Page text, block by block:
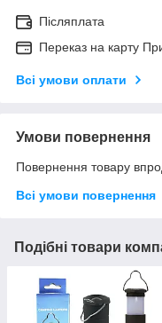
Післяплата
Переказ на карту
Всі умови оплати
Умови повернення
Повернення товару
Всі умови повернення
Подібні товари